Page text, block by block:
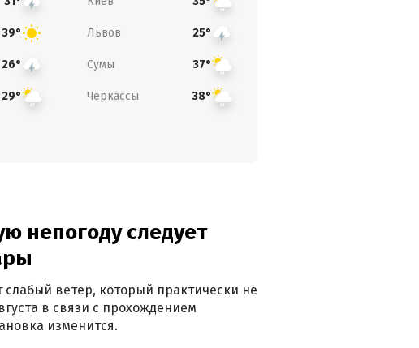
39° Львов 25°
26° Сумы 37°
29° Черкассы 38°
непогоду следует
ветер, который практически не
в связи с прохождением
изменится.